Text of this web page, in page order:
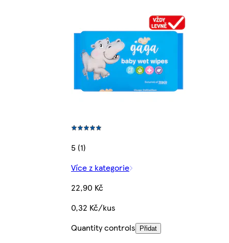
5 (1)
Více z kategorie
22,90 Kč
0,32 Kč/kus
Quantity controls
Přidat